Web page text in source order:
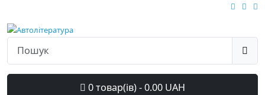
0 товар(ів) - 0.00 UAH